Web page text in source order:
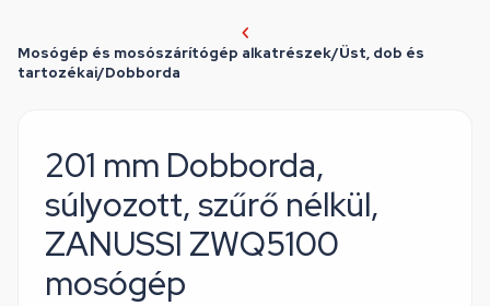
Mosógép és mosószárítógép alkatrészek/Üst, dob és
tartozékai/Dobborda
201 mm Dobborda,
súlyozott, szűrő nélkül,
ZANUSSI ZWQ5100
mosógép